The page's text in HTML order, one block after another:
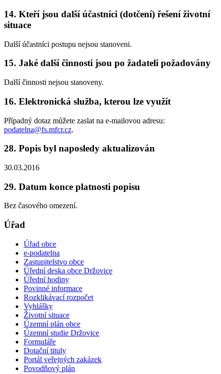
14. Kteří jsou další účastníci (dotčení) řešení životní
situace
Další účastníci postupu nejsou stanoveni.
15. Jaké další činnosti jsou po žadateli požadovány
Další činnosti nejsou stanoveny.
16. Elektronická služba, kterou lze využít
Případný dotaz můžete zaslat na e-mailovou adresu:
podatelna@fs.mfcr.cz.
28. Popis byl naposledy aktualizován
30.03.2016
29. Datum konce platnosti popisu
Bez časového omezení.
Úřad
Úřad obce
e-podatelna
Zastupitelstvo obce
Úřední deska obce Držovice
Úřední hodiny
Povinné informace
Rozklikávací rozpočet
Vyhlášky
Životní situace
Územní plán obce
Územní studie Držovice
Formuláře
Dotační tituly
Portál veřejných zakázek
Povodňový plán